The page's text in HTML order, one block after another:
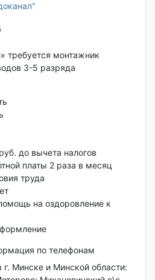
требуется монтажник
3-5 разряда
до вычета налогов
платы 2 раза в месяц
труда
на оздоровление к
по телефонам
г. Минске и Минской области: